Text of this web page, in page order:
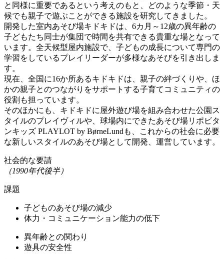
と同様に重要であるという考えのもと、どのような季節・天
候でも親子で遊ぶことができる施設を研究してきました。
開発した室内あそび場キドキドは、6カ月～12歳の異年齢の
子どもたち同士が集団で時間を共有できる貴重な場となって
います。全天候型屋内施設で、子どもの成長について専門の
学習をしているプレイリーダーが多様なあそびを引き出しま
す。
現在、全国に16か所あるキドキドは、親子の絆づくりや、ほ
かの親子とのつながりをサポートする子育てコミュニティの
役割も担っています。
そのほかにも、キドキドに屋外遊び場を組み合わせた公園ス
タイルのプレイヴィルや、球場内にできたあそび場リポビタ
ンキッズ PLAYLOT by BørneLundも、これからの社会に必要
な新しいスタイルのあそび場として開発、運営しています。
社会的な要請
（1990年代後半）
課題
子どものあそび場の減少
体力・コミュニケーション能力の低下
異年齢との関わり
遊具の安全性